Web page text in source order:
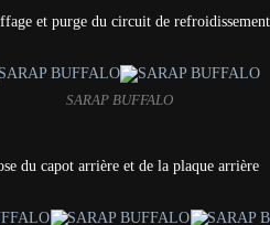
et purge du circuit de
SARAP BUFFALO
du capot arrière et de la plaque arrière